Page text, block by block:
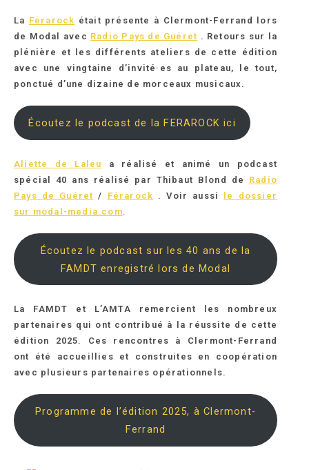
La Férarock était présente à Clermont-Ferrand lors
de Modal avec Radio Pays de Guéret . Retours sur la
plénière et les différents ateliers de cette édition
avec une vingtaine d’invité·es au plateau, le tout,
ponctué d’une dizaine de morceaux musicaux.
Écoutez le podcast de la FERAROCK ici
A liette de Laleu a réalisé et animé un podcast
spécial 40 ans réalisé par Thibaut Blond de Radio
Pays de Guéret / Férarock . Voir aussi
le dossier
sur modal-media.com
Écoutez le podcast sur les 40 ans de la
FAMDT enregistré lors de Modal
La FAMDT et L’AMTA remercient les nombreux
partenaires qui ont contribué à la réussite de cette
édition 2025. Ces rencontres à Clermont-Ferrand
ont été accueillies et construites en coopération
avec plusieurs partenaires opérationnels.
Programme de l’édition 2025, à Clermont-
Ferrand